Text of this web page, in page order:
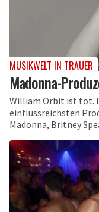
MUSIKWELT IN TRAUER
Madonna-
William Orbit ist tot.
einflussreichsten
Madonna, Britney